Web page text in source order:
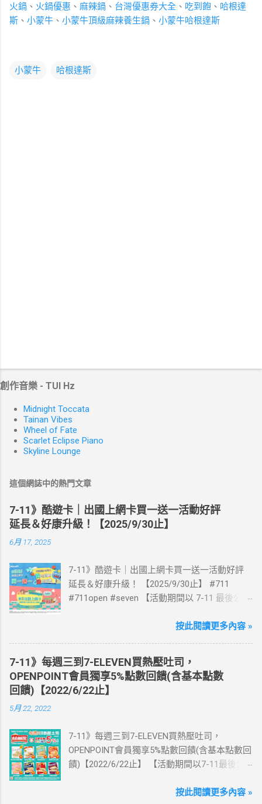
火鍋 、 火鍋優惠 、 麻辣鍋 、 台灣優惠券大全 、 吃到飽 、 哈根達
斯 、 小蒙牛 、 小蒙牛頂級麻辣養生鍋 、 小蒙牛哈根達斯
小蒙牛 哈根達斯
創作音樂 - TUI Hz
Midnight Toccata
Tainan Vibes
Wheel of Fate
Scarlet Eclipse Piano
Skyline Lounge
這個網誌中的熱門文章
7-11》酷遊卡｜出國上網卡買一送一活動好評
延長＆好康升級！【2025/9/30止】
6月 17, 2025
7-11》酷遊卡｜出國上網卡買一送一活動好評
延長＆好康升級！ 【2025/9/30止】 #711
#711open #seven 【活動期間以 7-11 最後公告
國上網卡 方便、快速、享買一送一優惠！ > 實
送王品集團300元即享券。 (出國開通啟用後回
活動網站登錄 【點我登錄】 ) > eSIM出國上網
卡：好康升級！購買eSIM「吃到飽」方案；即
送同天數「吃到飽」方案。 (例：買1張日本5天
來超商買省錢又方便💰 ·活動詳情：好康優惠看
這邊 【點我看好康優惠】 ·eSIM ibon 購買教學
【點我觀看教學】 📲 全球上網首選，速度穩
澳、美國、菲律賓、歐洲、土耳其 熱門地區通
按此閱讀更多內容 »
7-11》每週三到7-ELEVEN買熱壓吐司，
OPENPOINT會員獨享5%點數回饋(含基本點數
回饋)【2022/6/22止】
5月 22, 2022
7-11》每週三到7-ELEVEN買熱壓吐司，
OPENPOINT會員獨享5%點數回饋(含基本點數回
饋)【2022/6/22止】 【活動期間以7-11最後公
111/5/4~6/22 每週三到7-ELEVEN買熱壓吐司
按此閱讀更多內容 »